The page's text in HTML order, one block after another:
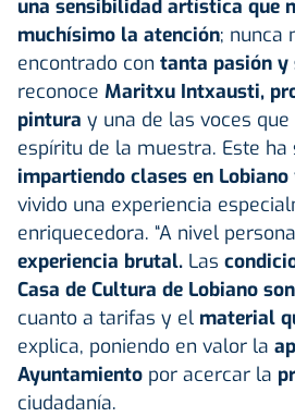
una sensibilidad artística que
muchísimo la atención; nunca
encontrado con tanta pasión y
reconoce Maritxu Intxausti,
pintura y una de las voces
espíritu de la muestra. Este ha
impartiendo clases en Lobiano
vivido una experiencia
enriquecedora. “A nivel
experiencia brutal. Las
Casa de Cultura de Lobiano
cuanto a tarifas y el material
explica, poniendo en valor la
Ayuntamiento por acercar la
ciudadanía.